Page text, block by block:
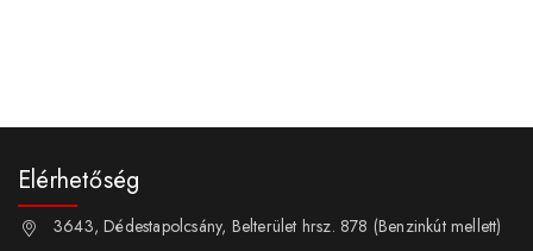
Elérhetőség
3643, Dédestapolcsány, Belterület hrsz. 878 (Benzinkút mellett)